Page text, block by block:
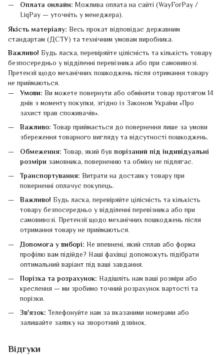
Оплата онлайн: Можлива оплата на сайті (WayForPay /
LiqPay — уточніть у менеджера).
Якість матеріалу: Весь прокат відповідає державним
стандартам (ДСТУ) та технічним умовам виробника.
Важливо! Будь ласка, перевіряйте цілісність та кількість товару
безпосередньо у відділенні перевізника або при самовивозі.
Претензії щодо механічних пошкоджень після отримання товару
не приймаються.
Умови: Ви можете повернути або обміняти товар протягом 14
днів з моменту покупки, згідно із Законом України «Про
захист прав споживачів».
Важливо: Товар приймається до повернення лише за умови
збереження товарного вигляду та відсутності пошкоджень.
Обмеження: Товар, який був порізаний під індивідуальні
розміри замовника, поверненню та обміну не підлягає.
Транспортування: Витрати на доставку товару при
поверненні оплачує покупець.
Важливо! Будь ласка, перевіряйте цілісність та кількість
товару безпосередньо у відділенні перевізника або при
самовивозі. Претензії щодо механічних пошкоджень після
отримання товару не приймаються.
Допомога у виборі: Не впевнені, який сплав або форма
профілю вам підійде? Наші фахівці допоможуть підібрати
оптимальний варіант під ваші завдання.
Порізка та розрахунок: Надішліть нам ваші розміри або
креслення — ми зробимо точний розрахунок вартості та
порізки.
Зв'язок: Телефонуйте нам за вказаними номерами або
залишайте заявку на зворотний дзвінок.
Відгуки